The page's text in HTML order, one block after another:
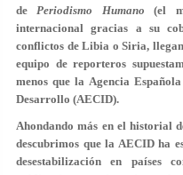
dePeriodismo Humano (el
internacional gracias a su
conflictos de Libia o Siria,
equipo de reporteros
menos que la Agencia
Desarrollo (AECID).
Ahondando más en el historial
descubrimos que la AECID ha
desestabilización en países